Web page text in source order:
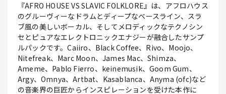
『AFRO HOUSE VS SLAVIC FOLKLORE』は、アフロハウス
のグルーヴィーなドラムとディープなベースライン、スラ
ブ風の美しいボーカル、そしてメロディックなテクノシン
セとピュアなエレクトロニックエナジーが融合したサンプ
ルパックです。Caiiro、Black Coffee、Rivo、Moojo、
Nitefreak、Marc Moon、James Mac、Shimza、
Ameme、Pablo Fierro、keinemusik、Goom Gum、
Argy、Omnya、Artbat、Kasablanca、Anyma (ofc)など
の音楽界の巨匠からインスピレーションを受けた本作に